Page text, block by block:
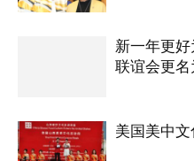
新一年更
联谊会更
美国美中